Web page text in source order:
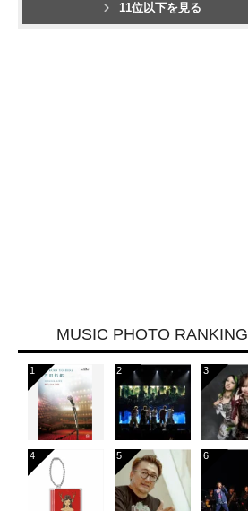
11位以下を見る
MUSIC PHOTO RANKING